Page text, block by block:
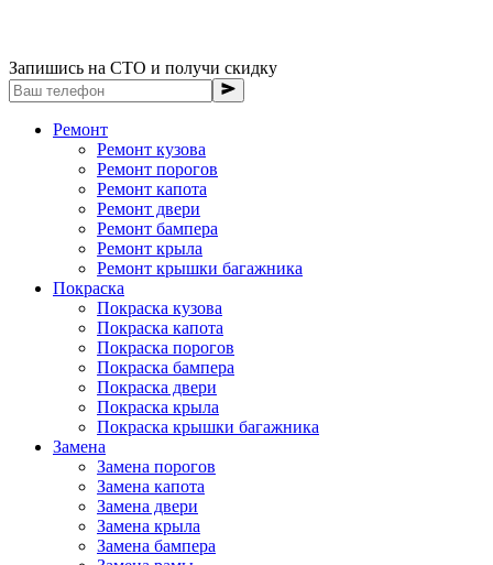
Запишись на СТО и получи скидку
Ремонт
Ремонт кузова
Ремонт порогов
Ремонт капота
Ремонт двери
Ремонт бампера
Ремонт крыла
Ремонт крышки багажника
Покраска
Покраска кузова
Покраска капота
Покраска порогов
Покраска бампера
Покраска двери
Покраска крыла
Покраска крышки багажника
Замена
Замена порогов
Замена капота
Замена двери
Замена крыла
Замена бампера